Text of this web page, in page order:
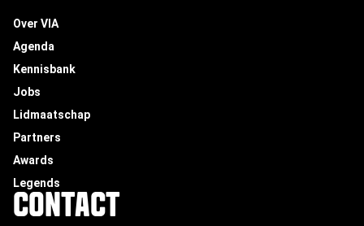
Over VIA
Agenda
Kennisbank
Jobs
Lidmaatschap
Partners
Awards
Legends
CONTACT